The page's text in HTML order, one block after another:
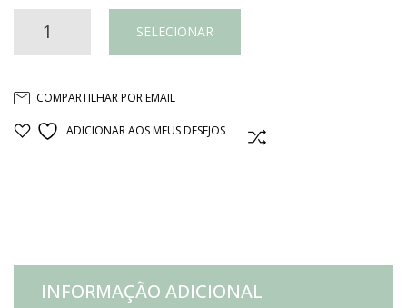
Almofada
azul
SELECIONAR
COMPARTILHAR POR EMAIL
ADICIONAR AOS MEUS DESEJOS
INFORMAÇÃO ADICIONAL